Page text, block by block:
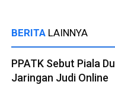
BERITA LAINNYA
PPATK Sebut Piala
Jaringan Judi Online